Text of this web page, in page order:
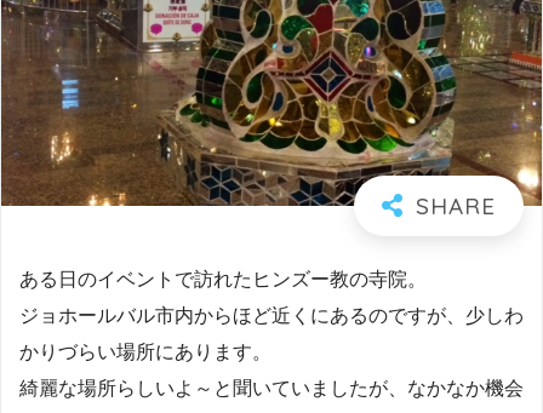
ある日のイベントで訪れたヒンズー教の寺院。
ジョホールバル市内からほど近くにあるのですが、少しわ
かりづらい場所にあります。
綺麗な場所らしいよ～と聞いていましたが、なかなか機会